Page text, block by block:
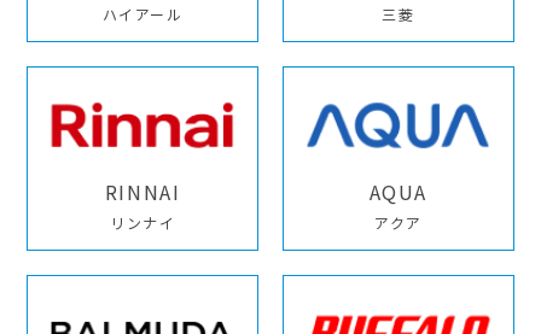
ハイアール 三菱
RINNAI
リンナイ
AQUA
アクア